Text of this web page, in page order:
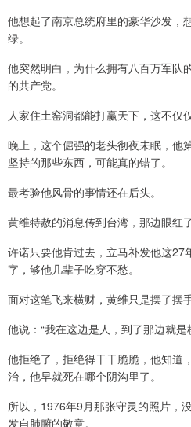
他想起了南京总统府里的豪华沙发，
绿。
他突然明白，为什么拥有八百万军队
的共产党。
人家住土窑洞都能打赢天下，这不仅
晚上，这个倔强的老头彻夜未眠，他
坚持的那些东西，可能真的错了。
最考验他风骨的事情还在后头。
黄维特赦的消息传到台湾，那边眼红
许诺只要他肯过去，立马补发他这27
字，够他几辈子吃穿不愁。
面对这笔飞来横财，黄维只是摆了摆
他说：“我在这边是人，到了那边就是
他拒绝了，拒绝得干干脆脆，他知道
治，他早就死在哪个阴沟里了。
所以，1976年9月那张守灵的照片，
发自肺腑的敬意。